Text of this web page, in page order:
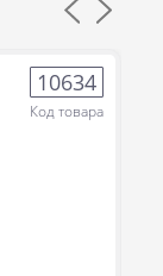
10634
Код товара